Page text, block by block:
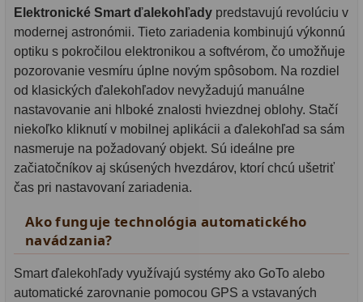
Dní
Reklamácia
Pomocník
IPoradca
Stav
Objednávky
Ritchey-Chretien12
OTA - iba optika43
Do 160 €42
Do 300 €33
Do 500 €35
Plössl a Super Plössl
Širokouhlé (52°-60°)84
Oblasť
použitia:
Astrofotografia
Pozorovanie
vesmíru
Pozorovanie
planét
Pozorovanie
Elektronické Smart ďalekohľady predstavujú revolúciu v
modernej astronómii. Tieto zariadenia kombinujú výkonnú
optiku s pokročilou elektronikou a softvérom, čo umožňuje
pozorovanie vesmíru úplne novým spôsobom. Na rozdiel
od klasických ďalekohľadov nevyžadujú manuálne
nastavovanie ani hlboké znalosti hviezdnej oblohy. Stačí
niekoľko kliknutí v mobilnej aplikácii a ďalekohľad sa sám
nasmeruje na požadovaný objekt. Sú ideálne pre
začiatočníkov aj skúsených hvezdárov, ktorí chcú ušetriť
čas pri nastavovaní zariadenia.
Ako funguje technológia automatického
navádzania?
Smart ďalekohľady využívajú systémy ako GoTo alebo
automatické zarovnanie pomocou GPS a vstavaných